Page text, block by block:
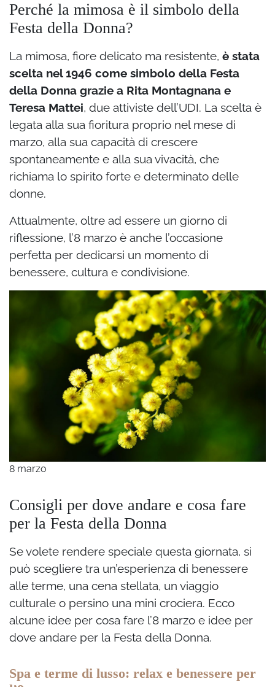
Perché la mimosa è il simbolo della
Festa della Donna?
La mimosa, fiore delicato ma resistente, è stata
scelta nel 1946 come simbolo della Festa
della Donna grazie a Rita Montagnana e
Teresa Mattei, due attiviste dell’UDI. La scelta è
legata alla sua fioritura proprio nel mese di
marzo, alla sua capacità di crescere
spontaneamente e alla sua vivacità, che
richiama lo spirito forte e determinato delle
donne.
Attualmente, oltre ad essere un giorno di
riflessione, l’8 marzo è anche l’occasione
perfetta per dedicarsi un momento di
benessere, cultura e condivisione.
8 marzo
Consigli per dove andare e cosa fare
per la Festa della Donna
Se volete rendere speciale questa giornata, si
può scegliere tra un’esperienza di benessere
alle terme, una cena stellata, un viaggio
culturale o persino una mini crociera. Ecco
alcune idee per cosa fare l’8 marzo e idee per
dove andare per la Festa della Donna.
Spa e terme di lusso: relax e benessere per